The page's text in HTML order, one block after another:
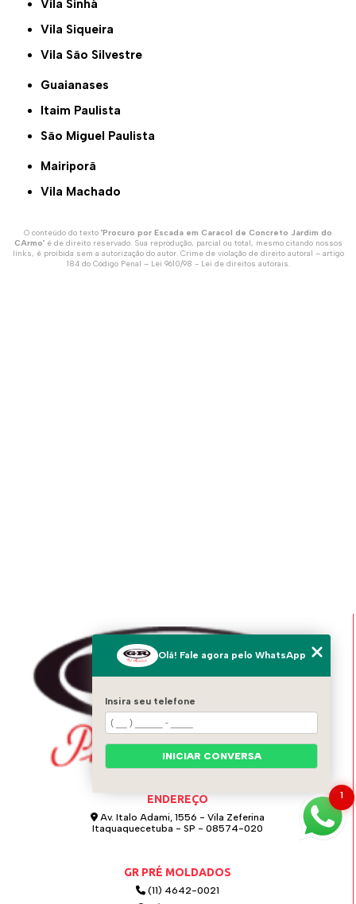
Vila Sinhá
Vila Siqueira
Vila São Silvestre
Guaianases
Itaim Paulista
São Miguel Paulista
Mairiporã
Vila Machado
O conteúdo do texto "Procuro por Escada em Caracol de Concreto Jardim do
CArmo" é de direito reservado. Sua reprodução, parcial ou total, mesmo citando nossos
links, é proibida sem a autorização do autor. Crime de violação de direito autoral – artigo
184 do Código Penal – Lei 9610/98 - Lei de direitos autorais.
ENDEREÇO
Av. Italo Adami, 1556 - Vila Zeferina
Itaquaquecetuba - SP - 08574-020
GR PRÉ MOLDADOS
(11) 4642-0021
1
Olá! Fale agora pelo WhatsApp
Insira seu telefone
INICIAR CONVERSA